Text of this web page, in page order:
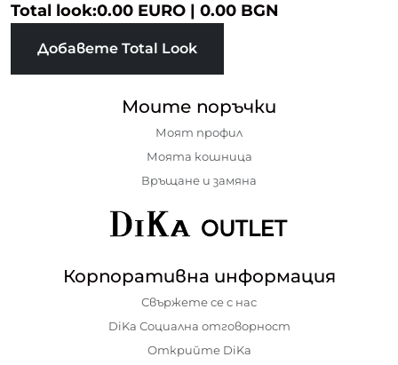
Total look:0.00 EURO | 0.00 BGN
Добавете Total Look
Моите поръчки
Моят профил
Моята кошница
Връщане и замяна
Корпоративна информация
Свържете се с нас
DiKa Социална отговорност
Открийте DiKa